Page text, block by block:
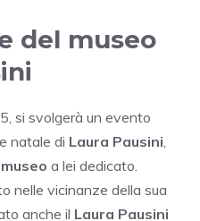
del museo
si svolgerà un evento
natale di Laura Pausini,
museo a lei dedicato.
nelle vicinanze della sua
anche il Laura Pausini